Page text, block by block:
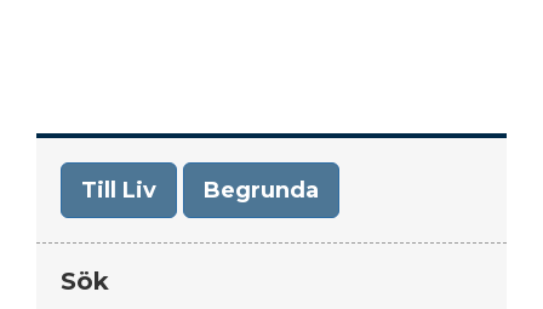
Till Liv Begrunda
Sök